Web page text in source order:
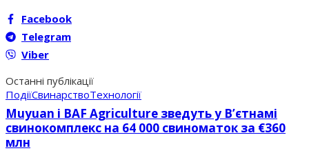
Facebook
Telegram
Viber
Останні публікації
ПодіїСвинарствоТехнології
Muyuan і BAF Agriculture зведуть у В’єтнамі
свинокомплекс на 64 000 свиноматок за €360
млн